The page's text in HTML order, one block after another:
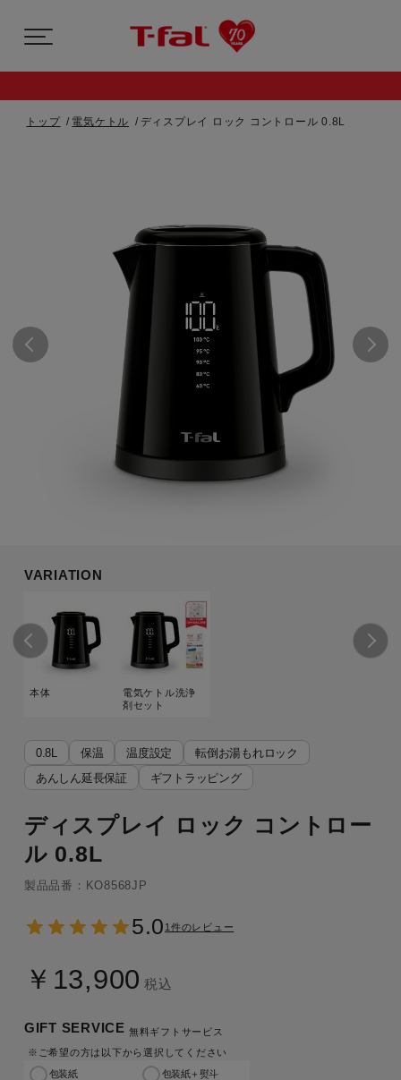
トップ 電気ケトル ディスプレイ ロック コントロール 0.8L
0.8L 保温 温度設定
転倒お湯もれロック
あんしん延長保証
ギフトラッピング
ディスプレイ ロック コントロー
ル 0.8L
製品品番：KO8568JP
5.01件のレビュー
￥13,900 税込
VARIATION
本体
電気ケトル洗浄
剤セット
GIFT SERVICE 無料ギフトサービス
※ご希望の方は以下から選択してください
包装紙
包装紙＋熨斗